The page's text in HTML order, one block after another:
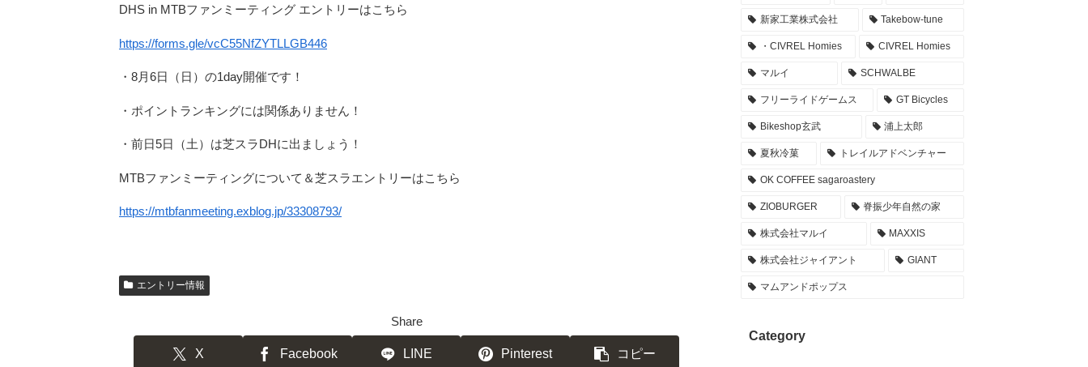
DHS in MTBファンミーティング エントリーはこちら
https://forms.gle/vcC55NfZYTLLGB446
・8月6日（日）の1day開催です！
・ポイントランキングには関係ありません！
・前日5日（土）は芝スラDHに出ましょう！
MTBファンミーティングについて＆芝スラエントリーはこちら
https://mtbfanmeeting.exblog.jp/33308793/
エントリー情報
Share
X Facebook LINE Pinterest コピー
新家工業株式会社 Takebow-tune
・CIVREL Homies CIVREL Homies
マルイ SCHWALBE
フリーライドゲームス GT Bicycles
Bikeshop玄武 浦上太郎
夏秋冷菓 トレイルアドベンチャー
OK COFFEE sagaroastery
ZIOBURGER 脊振少年自然の家
株式会社マルイ MAXXIS
株式会社ジャイアント GIANT
マムアンドポップス
Category